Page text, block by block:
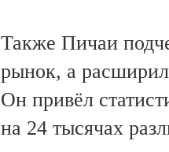
Также Пичаи
рынок, а
Он привёл
на 24 тысячах